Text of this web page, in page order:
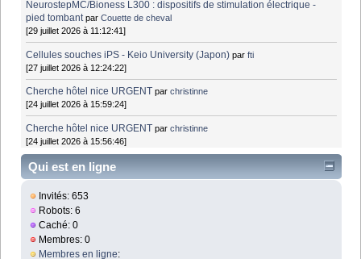
NeurostepMC/Bioness L300 : dispositifs de stimulation électrique -
pied tombant parCouette de cheval
[29 juillet 2026 à 11:12:41]
Cellules souches iPS - Keio University (Japon) parfti
[27 juillet 2026 à 12:24:22]
Cherche hôtel nice URGENT parchristinne
[24 juillet 2026 à 15:59:24]
Cherche hôtel nice URGENT parchristinne
[24 juillet 2026 à 15:56:46]
Qui est en ligne
Invités: 653
Robots: 6
Caché: 0
Membres: 0
Membres en ligne: